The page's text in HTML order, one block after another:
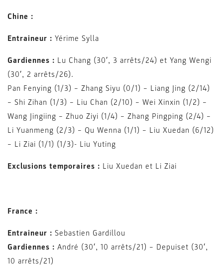
Chine :
Entraineur : Yérime Sylla
Gardiennes : Lu Chang (30′, 3 arrêts/24) et Yang Wengi
(30′, 2 arrêts/26).
Pan Fenying (1/3) – Zhang Siyu (0/1) – Liang Jing (2/14)
– Shi Zihan (1/3) – Liu Chan (2/10) – Wei Xinxin (1/2) –
Wang Jingiing – Zhuo Ziyi (1/4) – Zhang Pingping (2/4) –
Li Yuanmeng (2/3) – Qu Wenna (1/1) – Liu Xuedan (6/12)
– Li Ziai (1/1) (1/3)- Liu Yuting
Exclusions temporaires : Liu Xuedan et Li Ziai
France :
Entraineur : Sebastien Gardillou
Gardiennes : André (30′, 10 arrêts/21) – Depuiset (30′,
10 arrêts/21)